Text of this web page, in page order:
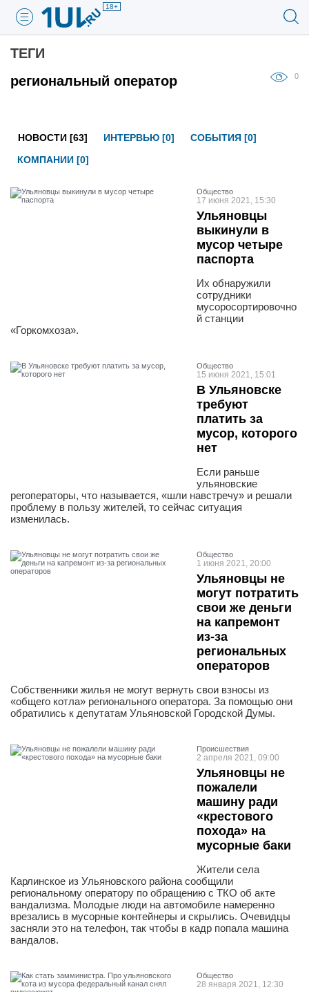
18+
ТЕГИ
региональный оператор
0
НОВОСТИ [63] ИНТЕРВЬЮ [0]
СОБЫТИЯ [0]
КОМПАНИИ [0]
Общество
17 июня 2021, 15:30
Ульяновцы
выкинули в
мусор четыре
паспорта
Их обнаружили
сотрудники
мусоросортировочно
й станции
«Горкомхоза».
Общество
15 июня 2021, 15:01
В Ульяновске
требуют
платить за
мусор, которого
нет
Если раньше
ульяновские
регоператоры, что называется, «шли навстречу» и решали
проблему в пользу жителей, то сейчас ситуация
изменилась.
Общество
1 июня 2021, 20:00
Ульяновцы не
могут потратить
свои же деньги
на капремонт
из-за
региональных
операторов
Собственники жилья не могут вернуть свои взносы из
«общего котла» регионального оператора. За помощью они
обратились к депутатам Ульяновской Городской Думы.
Проиcшествия
2 апреля 2021, 09:00
Ульяновцы не
пожалели
машину ради
«крестового
похода» на
мусорные баки
Жители села
Карлинское из Ульяновского района сообщили
региональному оператору по обращению с ТКО об акте
вандализма. Молодые люди на автомобиле намеренно
врезались в мусорные контейнеры и скрылись. Очевидцы
засняли это на телефон, так чтобы в кадр попала машина
вандалов.
Общество
28 января 2021, 12:30